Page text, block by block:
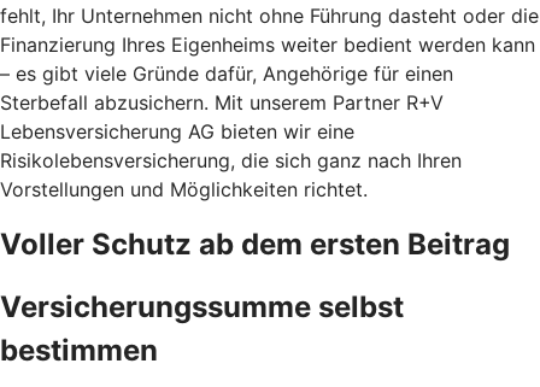
fehlt, Ihr Unternehmen nicht ohne Führung dasteht oder die
Finanzierung Ihres Eigenheims weiter bedient werden kann
– es gibt viele Gründe dafür, Angehörige für einen
Sterbefall abzusichern. Mit unserem Partner R+V
Lebensversicherung AG bieten wir eine
Risikolebensversicherung, die sich ganz nach Ihren
Vorstellungen und Möglichkeiten richtet.
Voller Schutz ab dem ersten Beitrag
Versicherungssumme selbst
bestimmen